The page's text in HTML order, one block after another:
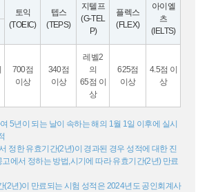
토익
(TOEIC)
텝스
(TEPS)
지텔프
(G-TEL
P)
플렉스
(FLEX)
아이엘
츠
(IELTS)
700점
이상
340점
이상
레벨2
의
65점 이
상
625점
이상
4.5점 이
상
5년이 되는 날이 속하는 해의 1월 1일 이후에 실시
정한 유효기간(2년)이 경과된 경우 성적에 대한 진
에서 정하는 방법,시기에 따라 유효기간(2년) 만료
년)이 만료되는 시험 성적은 2024년도 공인회계사